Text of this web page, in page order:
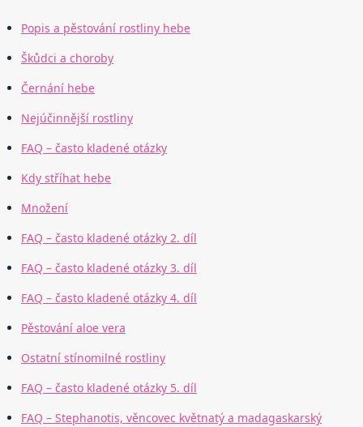
Popis a pěstování rostliny hebe
Škůdci a choroby
Černání hebe
Nejúčinnější rostliny
FAQ – často kladené otázky
Kdy stříhat hebe
Množení
FAQ – často kladené otázky 2. díl
FAQ – často kladené otázky 3. díl
FAQ – často kladené otázky 4. díl
Pěstování aloe vera
Ostatní stínomilné rostliny
FAQ – často kladené otázky 5. díl
FAQ – Stephanotis, věncovec květnatý a madagaskarský